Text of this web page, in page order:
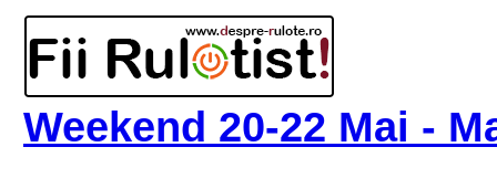
Weekend 20-22 Mai -